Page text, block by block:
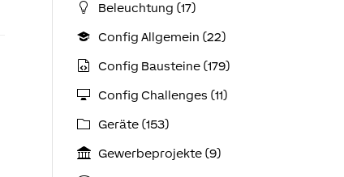
Beleuchtung (17)
Config Allgemein (22)
Config Bausteine (179)
Config Challenges (11)
Geräte (153)
Gewerbeprojekte (9)